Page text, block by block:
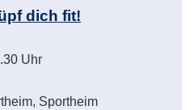
dich fit!
Uhr
Sportheim